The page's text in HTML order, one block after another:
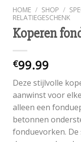
HOME / SHOP /
RELATIEGESCHENK
Koperen
€99.99
Deze stijlvolle
aanwinst voor
alleen een
betonnen
fonduevorken.